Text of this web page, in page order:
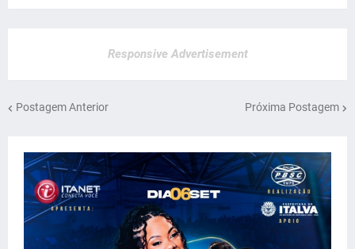
Responsive Advertisement
Postagem Anterior Próxima Postagem